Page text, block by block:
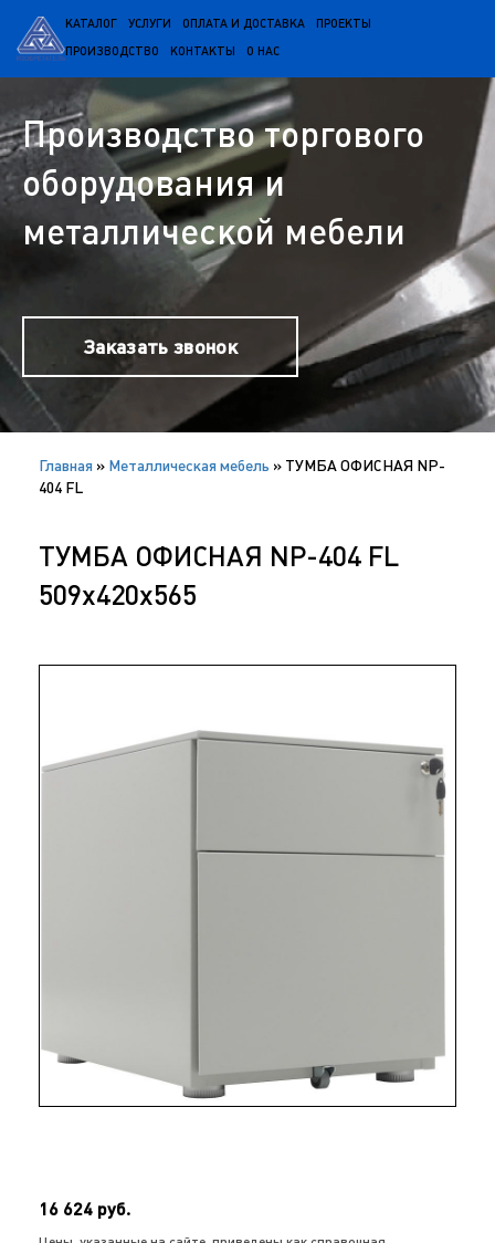
КАТАЛОГ УСЛУГИ ОПЛАТА И ДОСТАВКА ПРОЕКТЫ
ПРОИЗВОДСТВО КОНТАКТЫ О НАС
Производство торгового
оборудования и
металлической мебели
Заказать звонок
Главная » Металлическая мебель » ТУМБА ОФИСНАЯ NP-
404 FL
ТУМБА ОФИСНАЯ NP-404 FL
509x420x565
16 624 руб.